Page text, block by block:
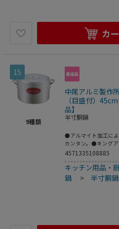
カ
15
9種類
中尾アルミ製作
（目盛付）
品】
半寸胴鍋
●アルマイト加工に
カンタン。●キング
加工と違いアルミ生
め、見た目も滑らか
ムは空気中にさらす
この皮膜はアルミニ
食を防ぐ働きをしま
アルマイトです。●
4571335108885
キッチン用品・
鍋
>半寸胴鍋